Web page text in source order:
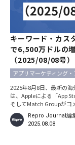
キーワード・カス
で6,500万ドルの
（2025/08/08号）
アプリマーケティング
2025年8月8日、最新の
は、Appleによる「App
そしてMatch Groupがコ
です。いずれも即検討
クしておきましょう。 ※
地時間です。 App Store
Repro Journal編
2025.08.08